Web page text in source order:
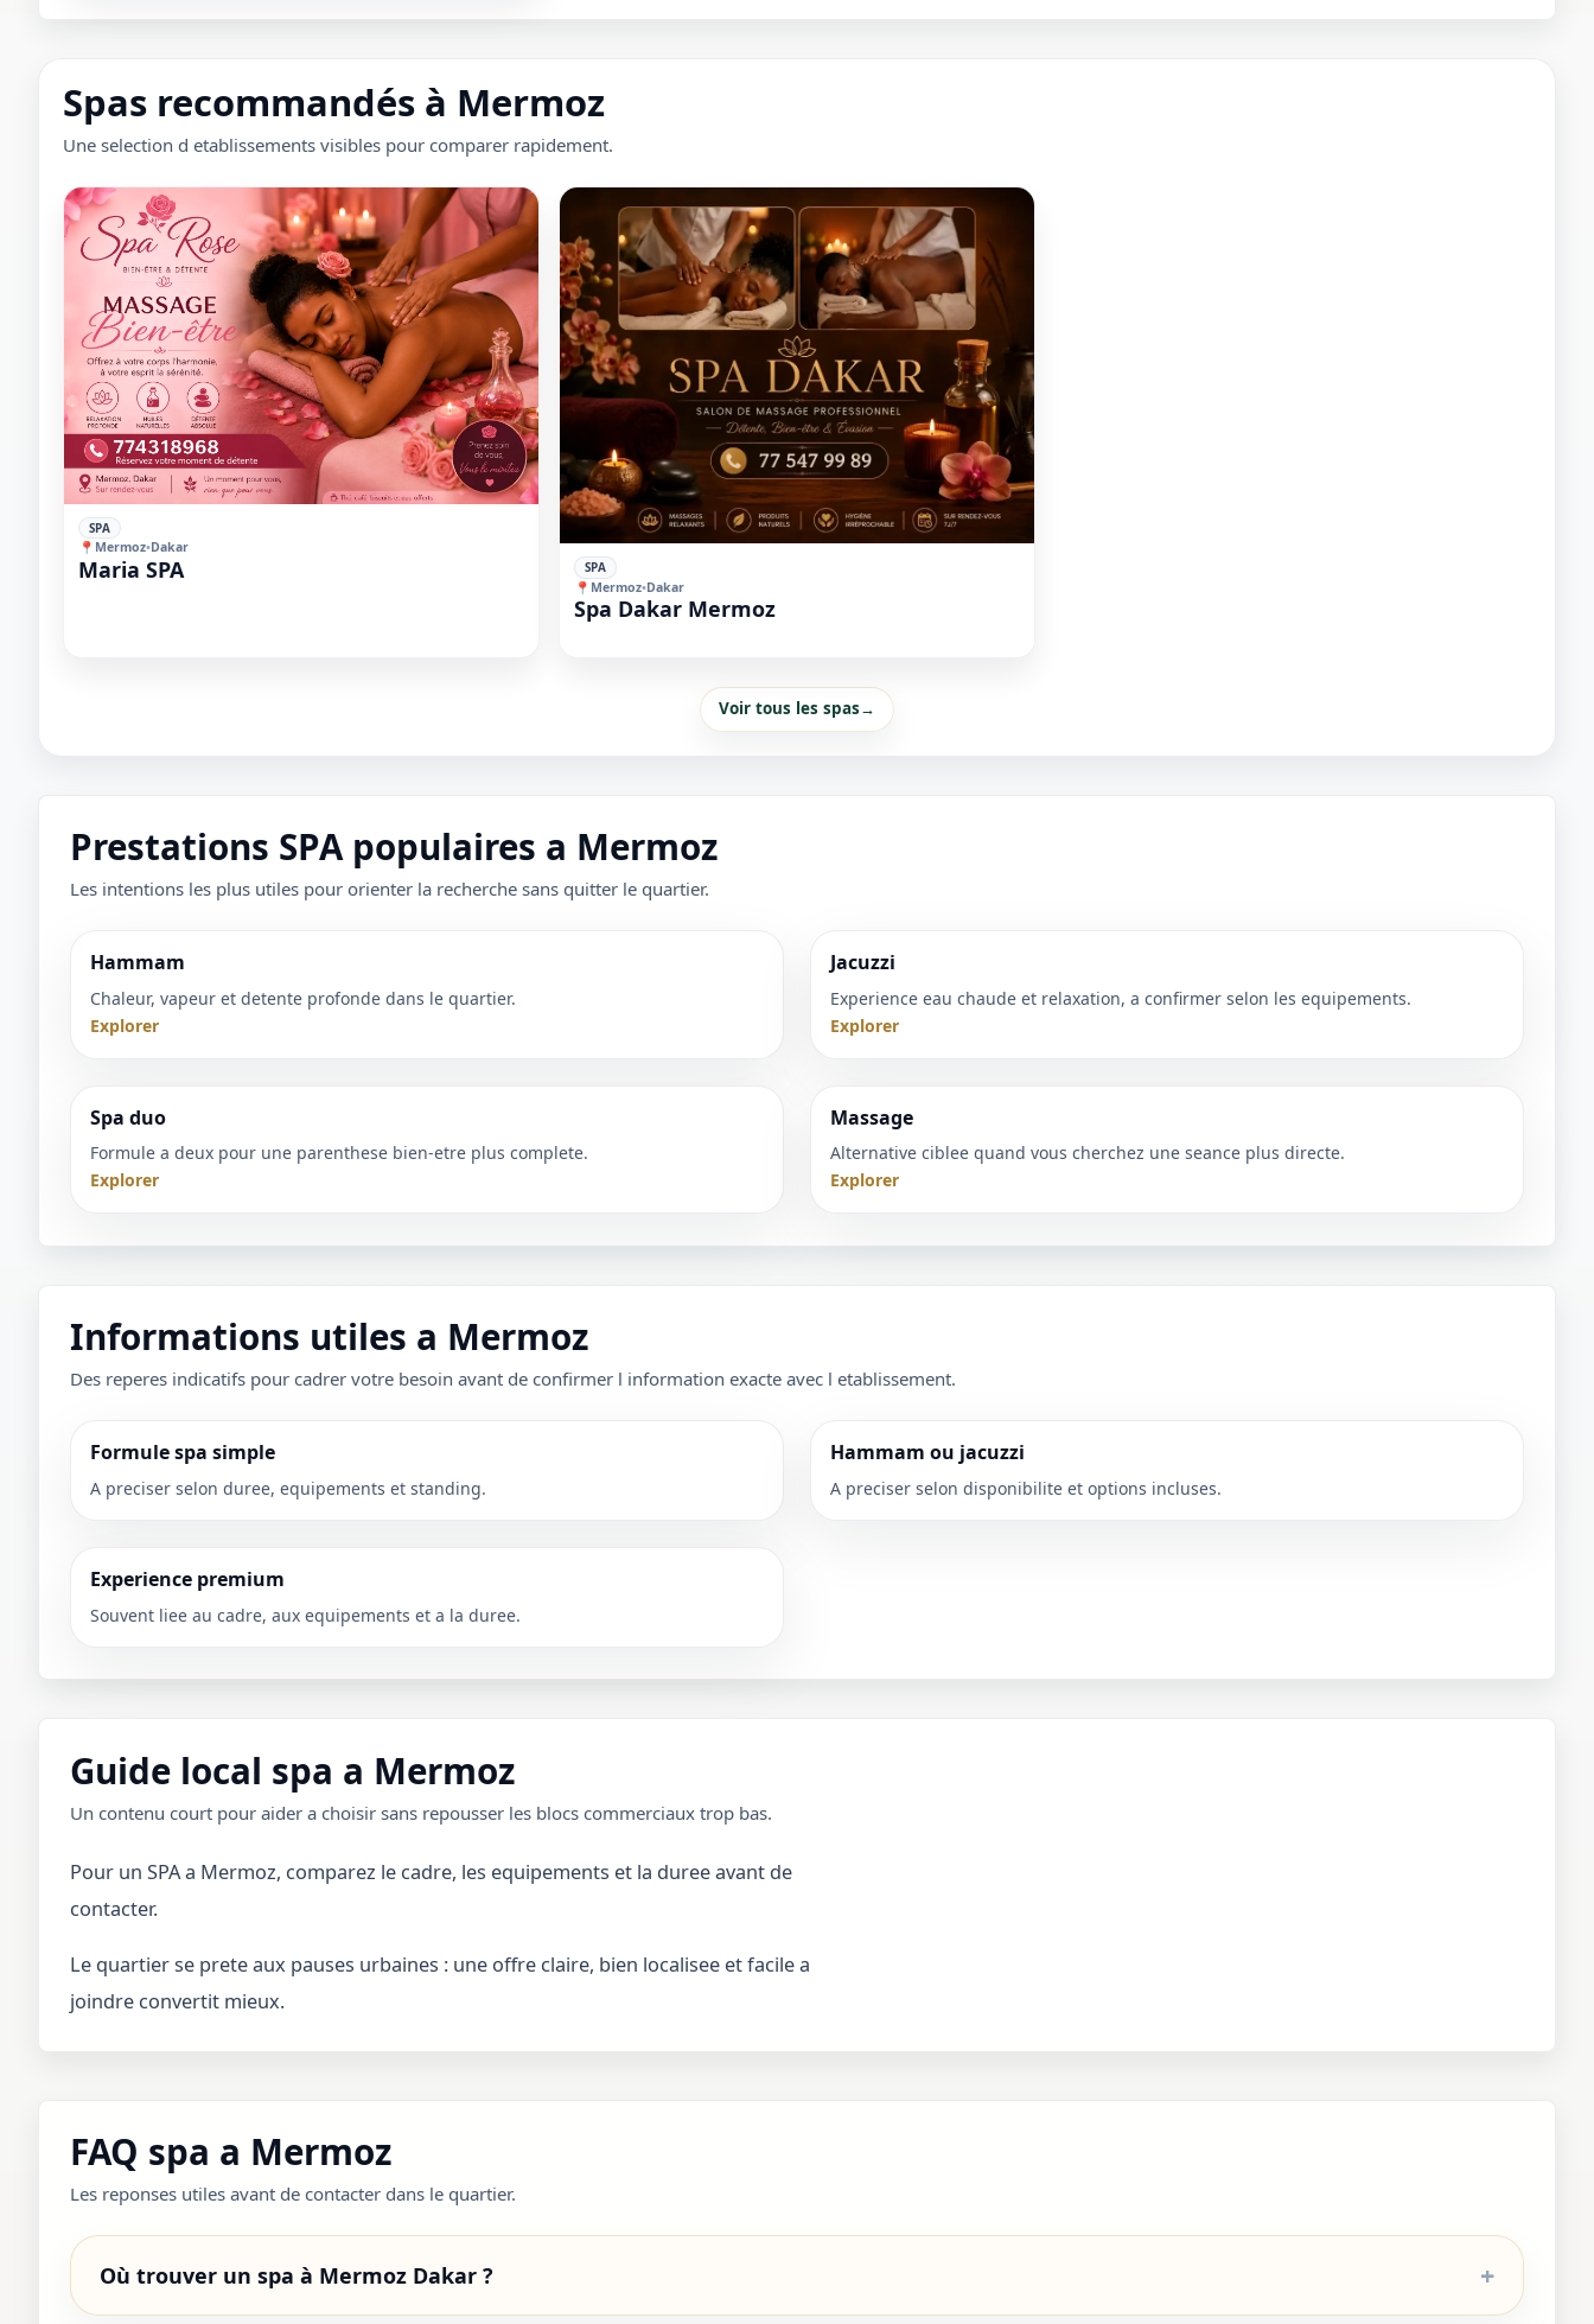
Spas recommandés à Mermoz
Une selection d etablissements visibles pour comparer rapidement.
⭐⭐
SPA
Maria SPA
📍 Mermoz•Dakar
⭐
SPA
Spa Dakar Mermoz
📍 Mermoz•Dakar
Voir tous les spas→
Prestations SPA populaires a Mermoz
Les intentions les plus utiles pour orienter la recherche sans quitter le quartier.
Hammam
Chaleur, vapeur et detente profonde dans le quartier.
Explorer
Jacuzzi
Experience eau chaude et relaxation, a confirmer selon les equipements.
Explorer
Spa duo
Formule a deux pour une parenthese bien-etre plus complete.
Explorer
Massage
Alternative ciblee quand vous cherchez une seance plus directe.
Explorer
Informations utiles a Mermoz
Des reperes indicatifs pour cadrer votre besoin avant de confirmer l information exacte avec l etablissement.
Formule spa simple
A preciser selon duree, equipements et standing.
Hammam ou jacuzzi
A preciser selon disponibilite et options incluses.
Experience premium
Souvent liee au cadre, aux equipements et a la duree.
Guide local spa a Mermoz
Un contenu court pour aider a choisir sans repousser les blocs commerciaux trop bas.
Pour un SPA a Mermoz, comparez le cadre, les equipements et la duree avant de
contacter.
Le quartier se prete aux pauses urbaines : une offre claire, bien localisee et facile a
joindre convertit mieux.
FAQ spa a Mermoz
Les reponses utiles avant de contacter dans le quartier.
Où trouver un spa à Mermoz Dakar ?
1 / 1
＋⛶↓✕